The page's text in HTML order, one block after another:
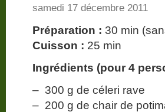
samedi 17 décembre 2011
Préparation : 30 min
Cuisson : 25 min
Ingrédients (pour 4
– 300 g de céleri rave
– 200 g de chair de